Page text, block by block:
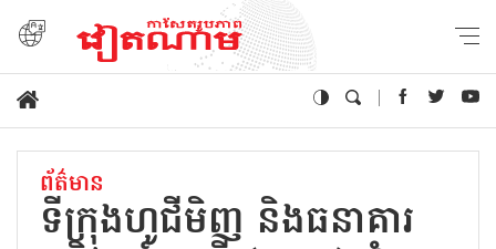
ព័ត៌មាន
ទីក្រុងហូជីមិញ និងធនាគារ